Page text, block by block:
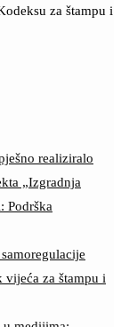
za štampu i
realiziralo
„Izgradnja
Podrška
vijeća za štampu i